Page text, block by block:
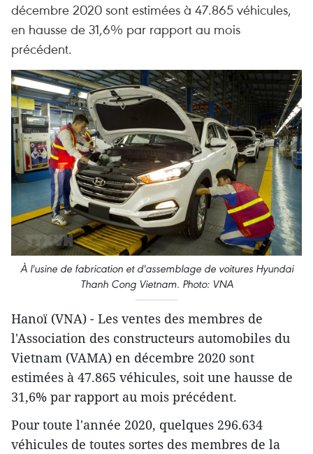
décembre 2020 sont estimées à 47.865 véhicules,
en hausse de 31,6% par rapport au mois
précédent.
À l'usine de fabrication et d'assemblage de voitures Hyundai
Thanh Cong Vietnam. Photo: VNA
Hanoï (VNA) - Les ventes des membres de
l'Association des constructeurs automobiles du
Vietnam (VAMA) en décembre 2020 sont
estimées à 47.865 véhicules, soit une hausse de
31,6% par rapport au mois précédent.
Pour toute l'année 2020, quelques 296.634
véhicules de toutes sortes des membres de la